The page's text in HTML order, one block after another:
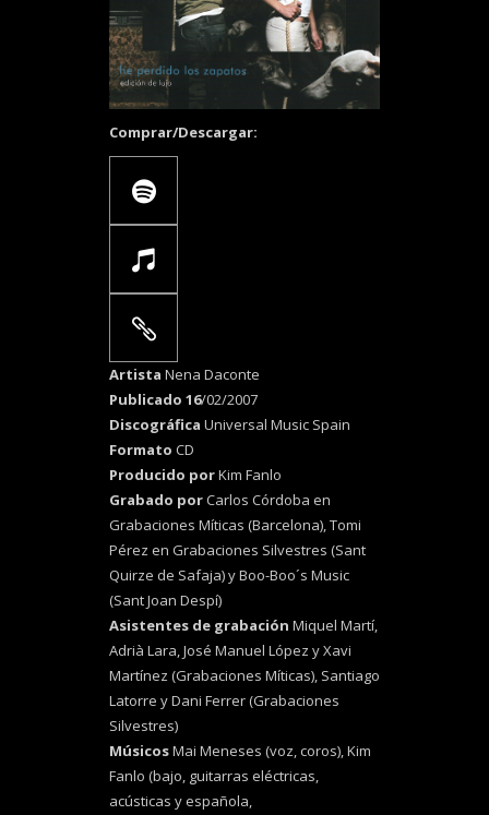
Comprar/Descargar:
Artista Nena Daconte
Publicado 16/02/2007
Discográfica Universal Music Spain
Formato CD
Producido porKim Fanlo
Grabado porCarlos Córdoba en
Grabaciones Míticas (Barcelona), Tomi
Pérez en Grabaciones Silvestres (Sant
Quirze de Safaja) y Boo-Boo´s Music
(Sant Joan Despí)
Asistentes de grabación Miquel Martí,
Adrià Lara, José Manuel López y Xavi
Martínez (Grabaciones Míticas), Santiago
Latorre y Dani Ferrer (Grabaciones
Silvestres)
MúsicosMai Meneses (voz, coros), Kim
Fanlo (bajo, guitarras eléctricas,
acústicas y española,